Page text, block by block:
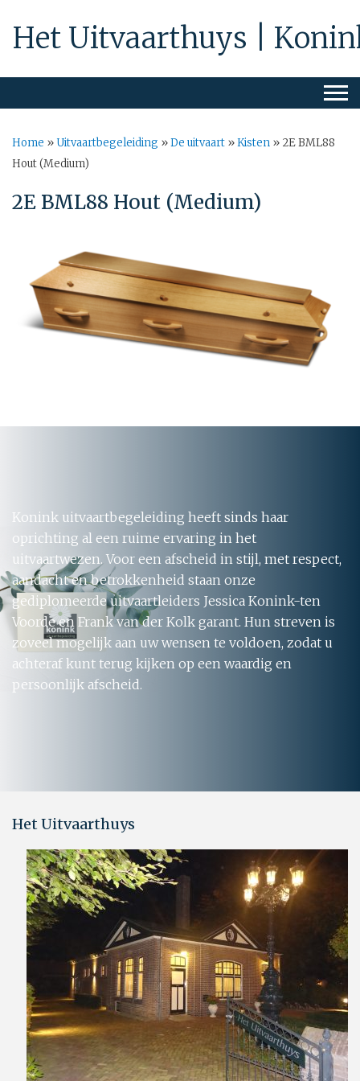
Het Uitvaarthuys |
Home »Uitvaartbegeleiding »De uitvaart »Kisten » 2E BML88
Hout (Medium)
2E BML88 Hout (Medium)
Konink uitvaartbegeleiding heeft sinds haar
oprichting al een ruime ervaring in het
uitvaartwezen. Voor een afscheid in stijl, met respect,
aandacht en betrokkenheid staan onze
gediplomeerde uitvaartleiders Jessica Konink-ten
Voorde en Frank van der Kolk garant. Hun streven is
zoveel mogelijk aan uw wensen te voldoen, zodat u
achteraf kunt terug kijken op een waardig en
persoonlijk afscheid.
Het Uitvaarthuys